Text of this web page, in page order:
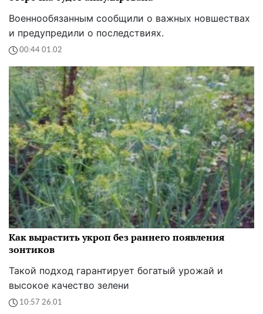
Военнообязанным сообщили о важных новшествах
и предупредили о последствиях.
00:44 01.02
Как вырастить укроп без раннего появления
зонтиков
Такой подход гарантирует богатый урожай и
высокое качество зелени
10:57 26.01